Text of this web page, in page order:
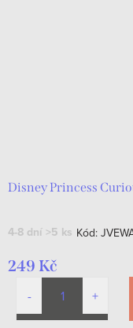
Disney Princess
4-8 dní >5 ks Kód:
249 Kč